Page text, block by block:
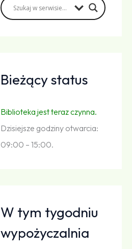
Bieżący status
Biblioteka jest teraz czynna.
Dzisiejsze godziny otwarcia:
09:00 – 15:00.
W tym tygodniu
wypożyczalnia